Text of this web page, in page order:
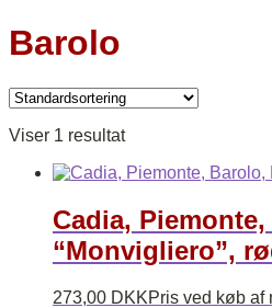
Barolo
Viser 1 resultat
Cadia,
“Monvigliero”,
273,00 DKKPris ved køb af